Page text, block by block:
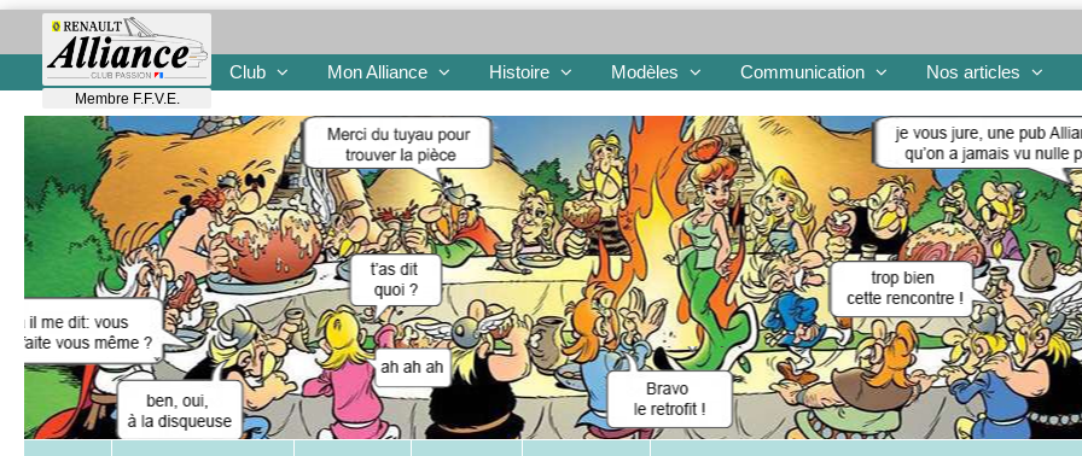
Membre F.F.V.E.
Club Mon Alliance Histoire Modèles Communication Nos articles